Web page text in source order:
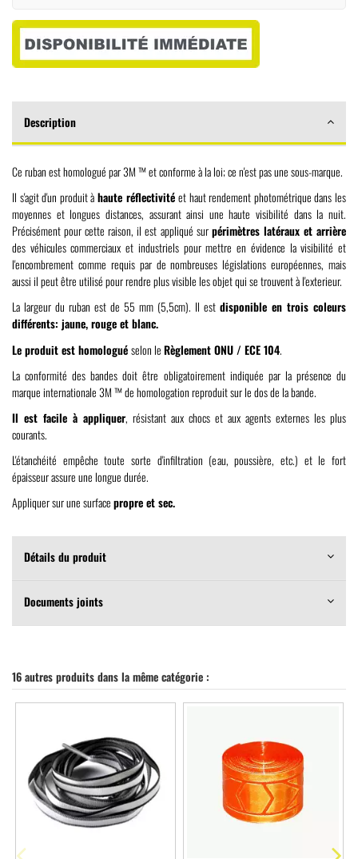
Description
Ce ruban est homologué par 3M ™ et conforme à la loi;ce n'est pas une sous-marque.
Il s'agit d'un produit àhaute réflectivitéet haut rendement photométrique dans les
moyennes et longues distances, assurant ainsi une haute visibilité dans la nuit.
Précisément pour cette raison, il est appliqué surpérimètres latéraux et arrière
des véhicules commerciaux et industriels pour mettre en évidence la visibilité et
l'encombrement comme requis par de nombreuses législations européennes, mais
aussi il peut être utilisé pour rendre plus visible les objet qui se trouvent à l'exterieur.
La largeur du ruban est de 55 mm (5,5cm). Il est disponible en trois coleurs
différents: jaune, rouge et blanc.
Le produit est homologuéselon leRèglement ONU / ECE 104.
La conformité des bandes doit être obligatoirement indiquée par la présence du
marque internationale 3M ™ de homologation reproduit sur le dos de la bande.
Il est facile à appliquer, résistant aux chocs et aux agents externes les plus
courants.
L'étanchéité empêche toute sorte d'infiltration (eau, poussière, etc.) et le fort
épaisseur assure une longue durée.
Appliquer sur une surfacepropre et sec.
Détails du produit
Documents joints
16 autres produits dans la même catégorie :